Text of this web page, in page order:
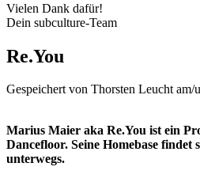
Vielen Dank dafür!
Dein subculture-Team
Re.You
Gespeichert von Thorsten Leuchtam/
Marius Maier aka Re.You ist ein
Dancefloor. Seine Homebase
unterwegs.